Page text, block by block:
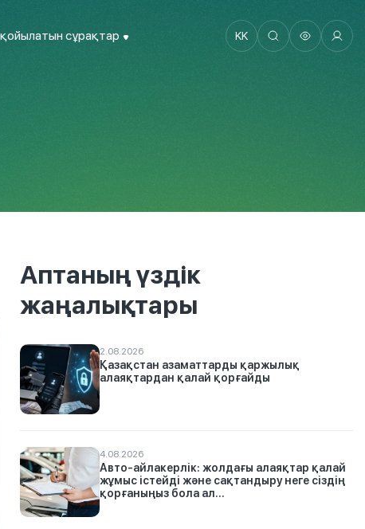
сұрақтар KK
Аптаның үздік
жаңалықтары
2.08.2026
Қазақстан азаматтарды қаржылық
алаяқтардан қалай қорғайды
4.08.2026
Авто-айлакерлік: жолдағы алаяқтар қалай
жұмыс істейді және сақтандыру неге сіздің
қорғаныңыз бола ал...